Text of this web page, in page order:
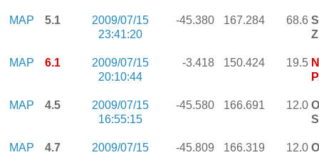
MAP 5.1
2009/07/15
23:41:20
-45.380 167.284 68.6
MAP 6.1
2009/07/15
20:10:44
-3.418 150.424 19.5
MAP 4.5
2009/07/15
16:55:15
-45.580 166.691 12.0
MAP 4.7
2009/07/15
-45.809 166.319 12.0